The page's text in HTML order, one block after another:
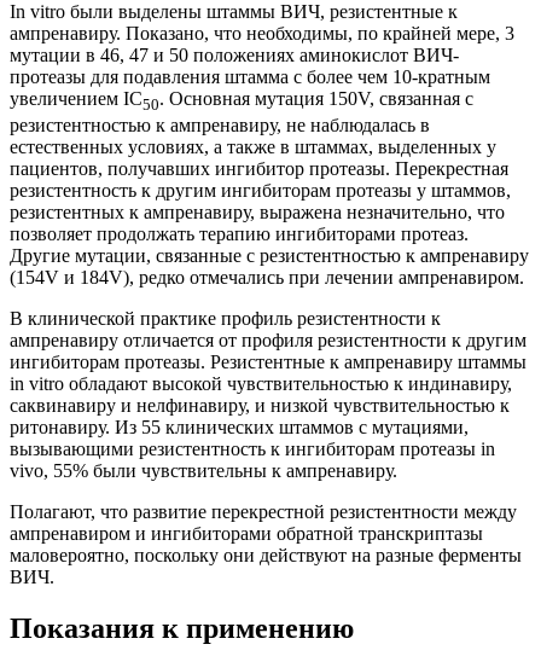
In vitro были выделены штаммы ВИЧ, резистентные к
ампренавиру. Показано, что необходимы, по крайней мере, 3
мутации в 46, 47 и 50 положениях аминокислот ВИЧ-
протеазы для подавления штамма с более чем 10-кратным
увеличением IC50. Основная мутация 150V, связанная с
резистентностью к ампренавиру, не наблюдалась в
естественных условиях, а также в штаммах, выделенных у
пациентов, получавших ингибитор протеазы. Перекрестная
резистентность к другим ингибиторам протеазы у штаммов,
резистентных к ампренавиру, выражена незначительно, что
позволяет продолжать терапию ингибиторами протеаз.
Другие мутации, связанные с резистентностью к ампренавиру
(154V и 184V), редко отмечались при лечении ампренавиром.
В клинической практике профиль резистентности к
ампренавиру отличается от профиля резистентности к другим
ингибиторам протеазы. Резистентные к ампренавиру штаммы
in vitro обладают высокой чувствительностью к индинавиру,
саквинавиру и нелфинавиру, и низкой чувствительностью к
ритонавиру. Из 55 клинических штаммов с мутациями,
вызывающими резистентность к ингибиторам протеазы in
vivo, 55% были чувствительны к ампренавиру.
Полагают, что развитие перекрестной резистентности между
ампренавиром и ингибиторами обратной транскриптазы
маловероятно, поскольку они действуют на разные ферменты
ВИЧ.
Показания к применению